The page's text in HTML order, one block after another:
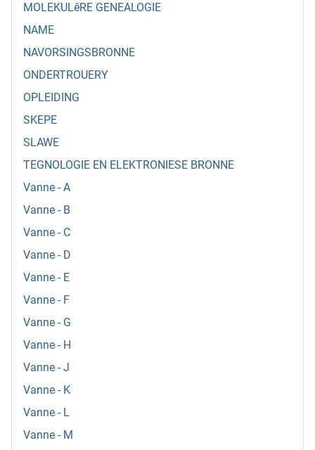
MOLEKULêRE GENEALOGIE
NAME
NAVORSINGSBRONNE
ONDERTROUERY
OPLEIDING
SKEPE
SLAWE
TEGNOLOGIE EN ELEKTRONIESE BRONNE
Vanne - A
Vanne - B
Vanne - C
Vanne - D
Vanne - E
Vanne - F
Vanne - G
Vanne - H
Vanne - J
Vanne - K
Vanne - L
Vanne - M